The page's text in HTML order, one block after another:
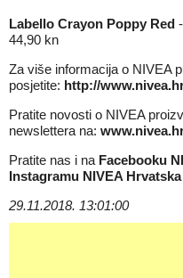
Labello Crayon Poppy Red
44,90 kn
Za više informacija o NIVEA
posjetite: http://
Pratite novosti o NIVEA
newslettera na:
Pratite nas i na Facebooku
Instagramu NIVEA Hrvatska
29.11.2018. 13:01:00